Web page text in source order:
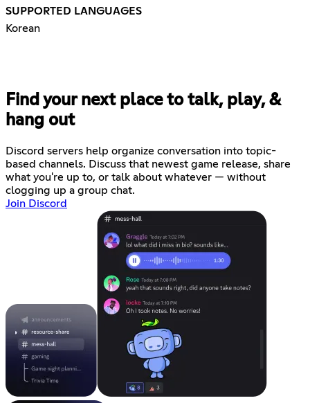
SUPPORTED LANGUAGES
Korean
Find your next place to talk, play, &
hang out
Discord servers help organize conversation into topic-
based channels. Discuss that newest game release, share
what you're up to, or talk about whatever — without
clogging up a group chat.
Join Discord